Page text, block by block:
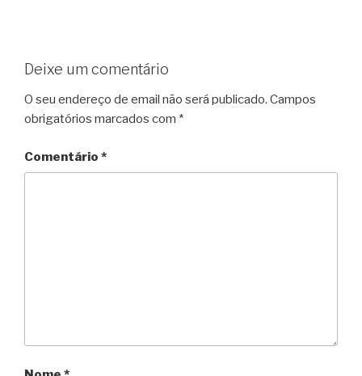
Deixe um comentário
O seu endereço de email não será publicado. Campos
obrigatórios marcados com *
Comentário *